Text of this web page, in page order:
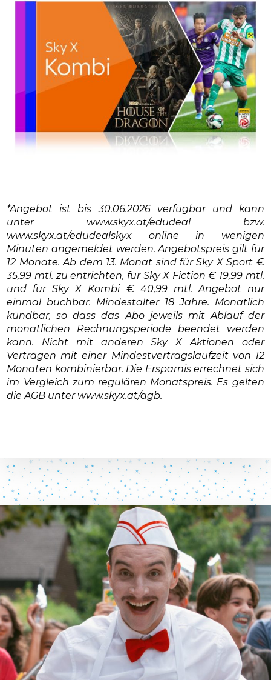
*Angebot ist bis 30.06.2026 verfügbar und kann
unter www.skyx.at/edudeal bzw.
www.skyx.at/edudealskyx online in wenigen
Minuten angemeldet werden. Angebotspreis gilt für
12 Monate. Ab dem 13. Monat sind für Sky X Sport €
35,99 mtl. zu entrichten, für Sky X Fiction € 19,99 mtl.
und für Sky X Kombi € 40,99 mtl. Angebot nur
einmal buchbar. Mindestalter 18 Jahre. Monatlich
kündbar, so dass das Abo jeweils mit Ablauf der
monatlichen Rechnungsperiode beendet werden
kann. Nicht mit anderen Sky X Aktionen oder
Verträgen mit einer Mindestvertragslaufzeit von 12
Monaten kombinierbar. Die Ersparnis errechnet sich
im Vergleich zum regulären Monatspreis. Es gelten
die AGB unter www.skyx.at/agb.